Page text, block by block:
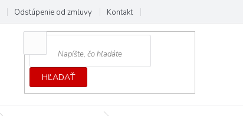
Odstúpenie od zmluvy Kontakt
HĽADAŤ